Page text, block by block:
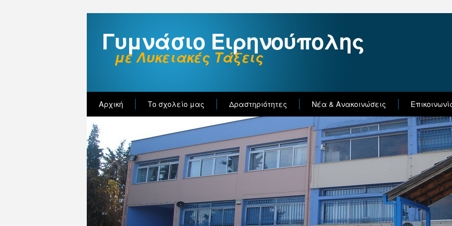
Γυμνάσιο Ειρηνούπολης
με Λυκειακές Τάξεις
Αρχική Το σχολείο μας Δραστηριότητες Νέα & Ανακοινώσεις